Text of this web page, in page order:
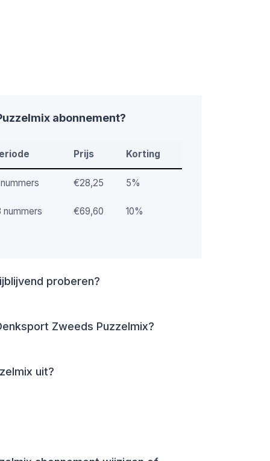
abonnement?
Prijs Korting
€28,25 5%
nummers €69,60 10%
proberen?
Zweeds Puzzelmix?
uit?